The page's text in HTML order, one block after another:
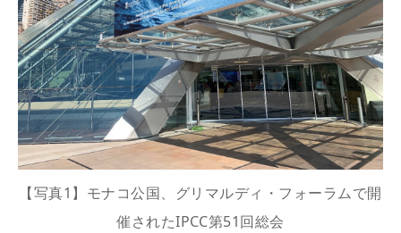
【写真1】モナコ公国、グリマルディ・フォーラムで開
催されたIPCC第51回総会